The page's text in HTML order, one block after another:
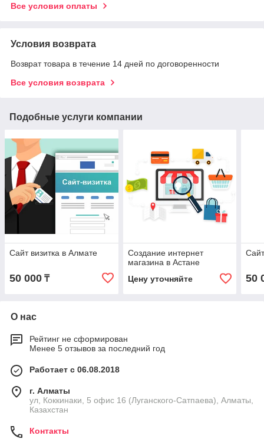
Все условия оплаты
Условия возврата
Возврат товара в течение 14 дней по договоренности
Все условия возврата
Подобные услуги компании
Сайт визитка в Алмате
50 000 ₸
Создание интернет
магазина в Астане
Цену уточняйте
50
О нас
Рейтинг не сформирован
Менее 5 отзывов за последний год
Работает с 06.08.2018
г. Алматы
ул, Коккинаки, 5 офис 16 (Луганского-Сатпаева), Алматы,
Казахстан
Контакты